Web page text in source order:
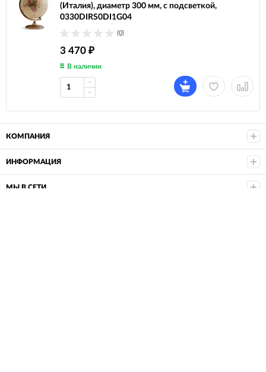
(Италия), диаметр 300 мм, с подсветкой,
0330DIRS0DI1G04
(0)
3 470 ₽
В наличии
КОМПАНИЯ
ИНФОРМАЦИЯ
МЫ В СЕТИ